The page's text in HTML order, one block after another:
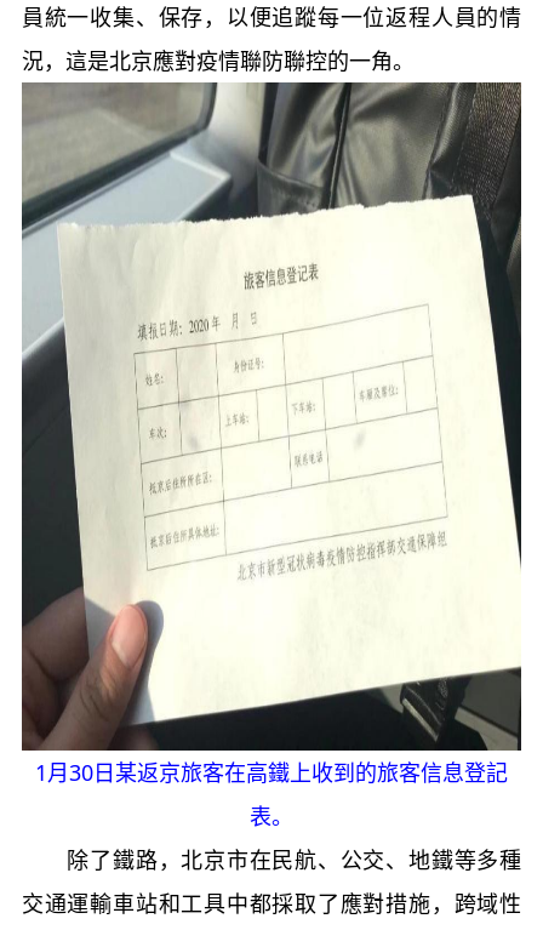
員統一收集、保存，以便追蹤每一位返程人員的情
況，這是北京應對疫情聯防聯控的一角。
1月30日某返京旅客在高鐵上收到的旅客信息登記
表。
除了鐵路，北京市在民航、公交、地鐵等多種
交通運輸車站和工具中都採取了應對措施，跨域性